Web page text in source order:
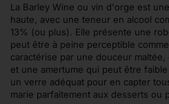
La Barley Wine ou vin d'orge est
haute, avec une teneur en alcool
13% (ou plus). Elle présente une
peut être à peine perceptible
caractérise par une douceur
et une amertume qui peut être
un verre adéquat pour en capter
marie parfaitement aux desserts ou